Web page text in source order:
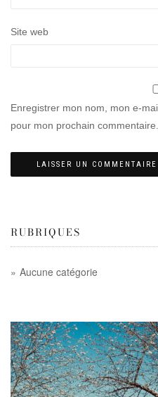
Site web
Enregistrer mon nom, mon e-
pour mon prochain commentaire.
RUBRIQUES
Aucune catégorie